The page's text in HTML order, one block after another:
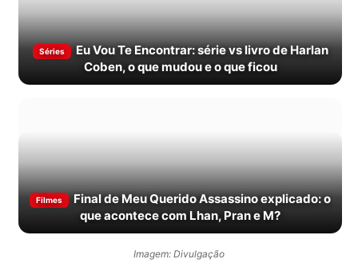
Séries
Eu Vou Te Encontrar: série vs livro de Harlan
Coben, o que mudou e o que ficou
Filmes
Final de Meu Querido Assassino explicado: o
que acontece com Lhan, Pran e M?
Imagem: Divulgação